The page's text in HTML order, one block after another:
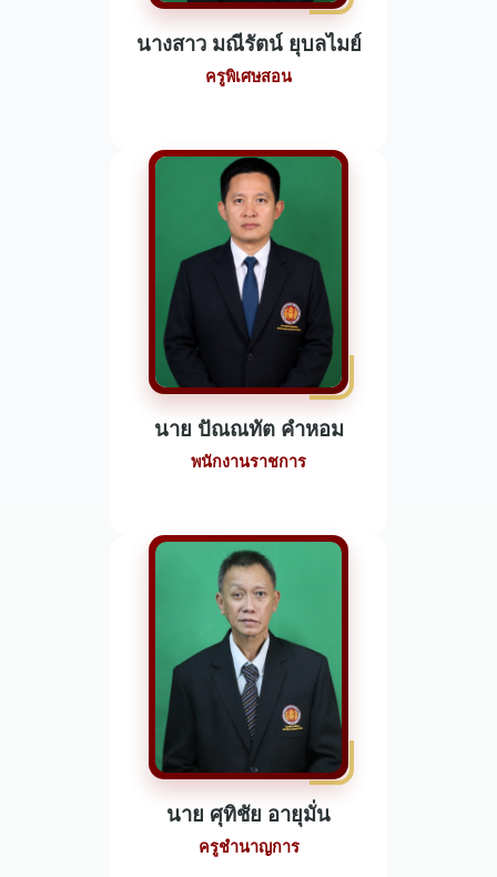
นางสาว มณีรัตน์ ยุบลไมย์
ครูพิเศษสอน
นาย ปัณณทัต คำหอม
พนักงานราชการ
นาย ศุทิชัย อายุมั่น
ครูชำนาญการ